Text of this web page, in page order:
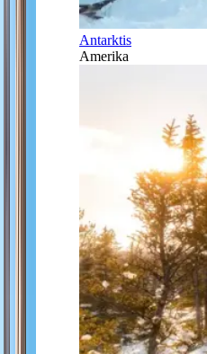
Antarktis
Amerika